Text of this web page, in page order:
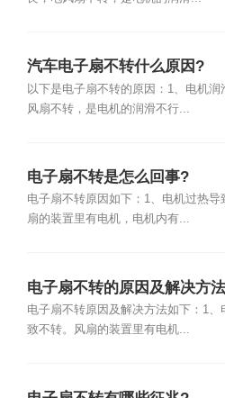
汽车电子扇不转什么原因?
以下是电子扇不转的原因：1、电机润
风扇不转，是电机的润滑不行...
电子扇不转是怎么回事?
电子扇不转原因如下：1、电机过热导
扇的装置里有电机，电机内有...
电子扇不转的原因及解决方
电子扇不转原因及解决方法如下：1、
致不转。风扇的装置里有电机...